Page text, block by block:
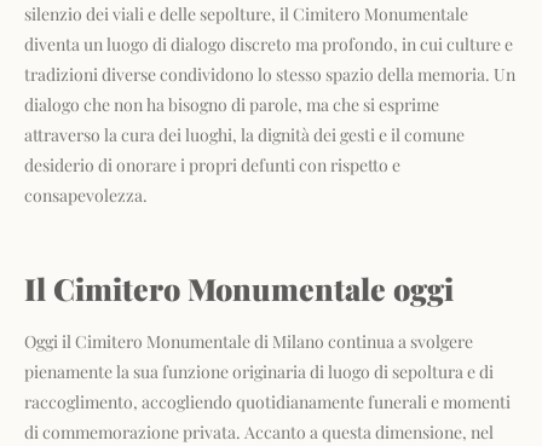
silenzio dei viali e delle sepolture, il Cimitero Monumentale
diventa un luogo di dialogo discreto ma profondo, in cui culture e
tradizioni diverse condividono lo stesso spazio della memoria. Un
dialogo che non ha bisogno di parole, ma che si esprime
attraverso la cura dei luoghi, la dignità dei gesti e il comune
desiderio di onorare i propri defunti con rispetto e
consapevolezza.
Il Cimitero Monumentale oggi
Oggi il Cimitero Monumentale di Milano continua a svolgere
pienamente la sua funzione originaria di luogo di sepoltura e di
raccoglimento, accogliendo quotidianamente funerali e momenti
di commemorazione privata. Accanto a questa dimensione, nel